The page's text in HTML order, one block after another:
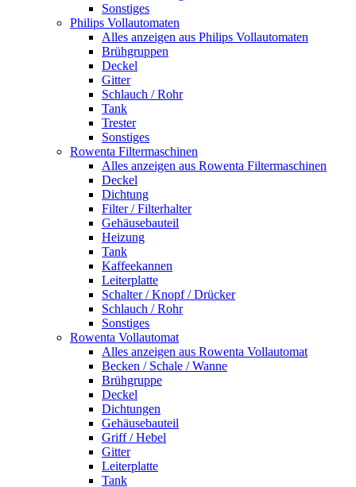
Sonstiges
Philips Vollautomaten
Alles anzeigen aus Philips Vollautomaten
Brühgruppen
Deckel
Gitter
Schlauch / Rohr
Tank
Trester
Sonstiges
Rowenta Filtermaschinen
Alles anzeigen aus Rowenta Filtermaschinen
Deckel
Dichtung
Filter / Filterhalter
Gehäusebauteil
Heizung
Tank
Kaffeekannen
Leiterplatte
Schalter / Knopf / Drücker
Schlauch / Rohr
Sonstiges
Rowenta Vollautomat
Alles anzeigen aus Rowenta Vollautomat
Becken / Schale / Wanne
Brühgruppe
Deckel
Dichtungen
Gehäusebauteil
Griff / Hebel
Gitter
Leiterplatte
Tank